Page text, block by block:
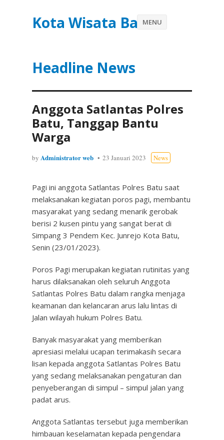
Kota Wisata Batu
Headline News
MENU
Anggota Satlantas Polres
Batu, Tanggap Bantu
Warga
by Administrator web 23 Januari 2023 News
Pagi ini anggota Satlantas Polres Batu saat
melaksanakan kegiatan poros pagi, membantu
masyarakat yang sedang menarik gerobak
berisi 2 kusen pintu yang sangat berat di
Simpang 3 Pendem Kec. Junrejo Kota Batu,
Senin (23/01/2023).
Poros Pagi merupakan kegiatan rutinitas yang
harus dilaksanakan oleh seluruh Anggota
Satlantas Polres Batu dalam rangka menjaga
keamanan dan kelancaran arus lalu lintas di
Jalan wilayah hukum Polres Batu.
Banyak masyarakat yang memberikan
apresiasi melalui ucapan terimakasih secara
lisan kepada anggota Satlantas Polres Batu
yang sedang melaksanakan pengaturan dan
penyeberangan di simpul – simpul jalan yang
padat arus.
Anggota Satlantas tersebut juga memberikan
himbauan keselamatan kepada pengendara